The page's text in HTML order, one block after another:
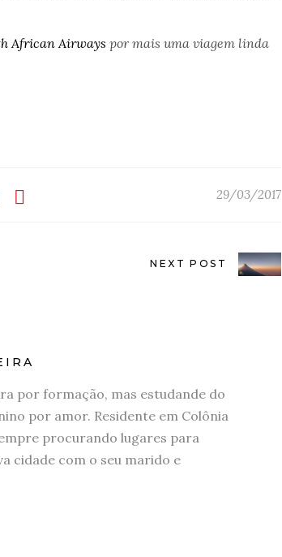
African Airways por mais uma viagem linda
29/03/2017
NEXT POST
por formação, mas estudande do
por amor. Residente em Colônia
procurando lugares para
cidade com o seu marido e